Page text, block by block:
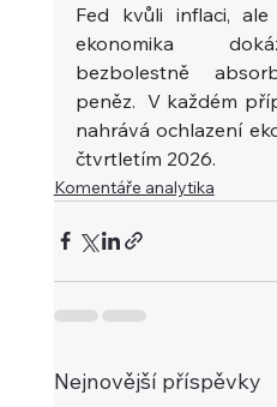
Fed kvůli inflaci,
ekonomika
bezbolestně
peněz.  V každém
nahrává ochlazení
čtvrtletím 2026.
Komentáře analytika
Nejnovější příspěvky